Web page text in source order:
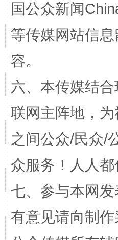
在谋一域中谋全局
习近平的博鳌关键词
国公众新闻
等传媒网站信
容。
六、本传媒结
联网主阵地，
之间公众/民众/
众服务！人人都
七、参与本网
有意见请向制